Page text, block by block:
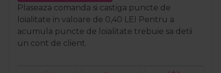
Plaseaza comanda si castiga puncte de
loialitate in valoare de 0,40 LEI Pentru a
acumula puncte de loialitate trebuie sa detii
un cont de client.